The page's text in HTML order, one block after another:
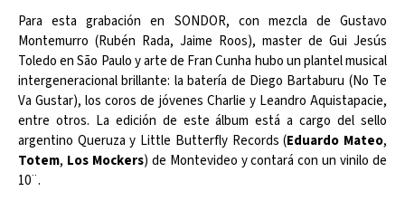
Para esta grabación en SONDOR, con mezcla de Gustavo
Montemurro (Rubén Rada, Jaime Roos), master de Gui Jesús
Toledo en São Paulo y arte de Fran Cunha hubo un plantel musical
intergeneracional brillante: la batería de Diego Bartaburu (No Te
Va Gustar), los coros de jóvenes Charlie y Leandro Aquistapacie,
entre otros. La edición de este álbum está a cargo del sello
argentino Queruza y Little Butterfly Records (Eduardo Mateo,
Totem, Los Mockers) de Montevideo y contará con un vinilo de
10¨.